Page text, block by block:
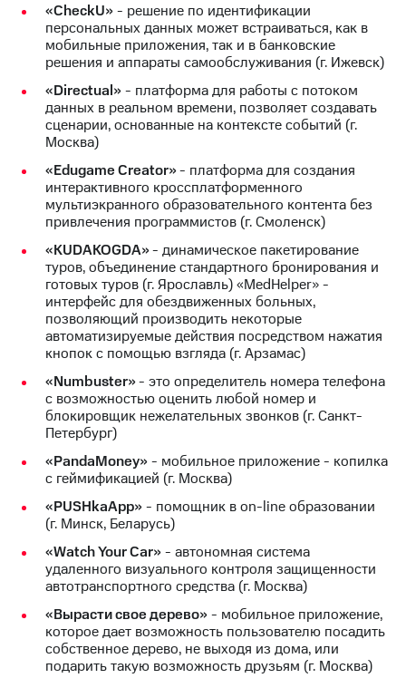
«CheckU»- решение по идентификации
персональных данных может встраиваться, как в
мобильные приложения, так и в банковские
решения и аппараты самообслуживания (г. Ижевск)
«Directual»- платформа для работы с потоком
данных в реальном времени, позволяет создавать
сценарии, основанные на контексте событий (г.
Москва)
«Edugame Creator»- платформа для создания
интерактивного кроссплатформенного
мультиэкранного образовательного контента без
привлечения программистов (г. Смоленск)
«KUDAKOGDA»- динамическое пакетирование
туров, объединение стандартного бронирования и
готовых туров (г. Ярославль) «MedHelper» -
интерфейс для обездвиженных больных,
позволяющий производить некоторые
автоматизируемые действия посредством нажатия
кнопок с помощью взгляда (г. Арзамас)
«Numbuster»- это определитель номера телефона
с возможностью оценить любой номер и
блокировщик нежелательных звонков (г. Санкт-
Петербург)
«PandaMoney»- мобильное приложение - копилка
с геймификацией (г. Москва)
«PUSHkaApp»- помощник в on-line образовании
(г. Минск, Беларусь)
«Watch Your Car»- автономная система
удаленного визуального контроля защищенности
автотранспортного средства (г. Москва)
«Вырасти свое дерево»- мобильное приложение,
которое дает возможность пользователю посадить
собственное дерево, не выходя из дома, или
подарить такую возможность друзьям (г. Москва)